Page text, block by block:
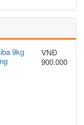
9kg
VNĐ
900.000